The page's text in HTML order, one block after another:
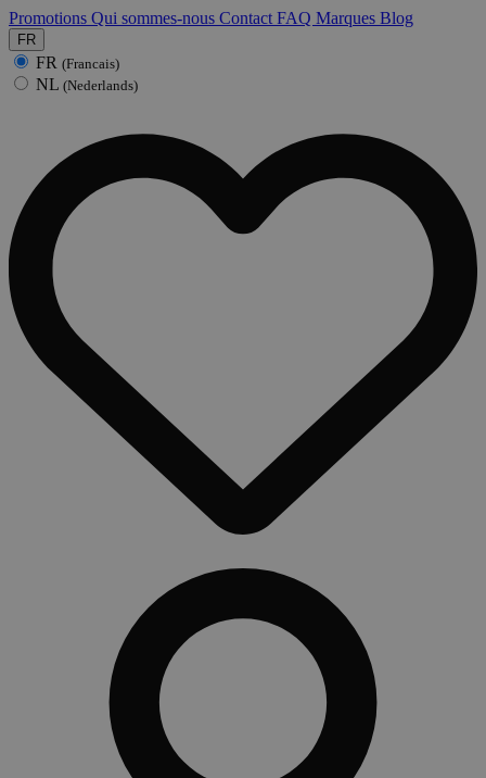
Promotions Qui sommes-nous Contact FAQ Marques Blog
FR
FR (Francais)
NL (Nederlands)